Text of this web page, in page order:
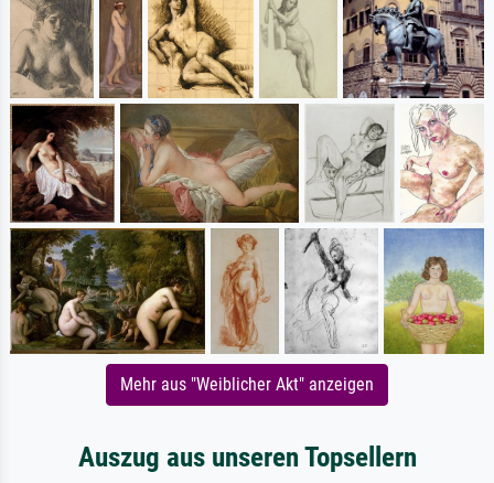
Mehr aus "Weiblicher Akt" anzeigen
Auszug aus unseren Topsellern